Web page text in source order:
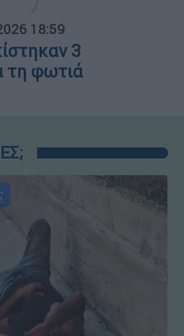
18:59
3
τη φωτιά